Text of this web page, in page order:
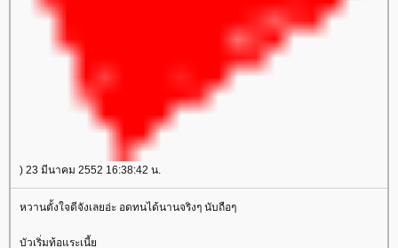
) 23 มีนาคม 2552 16:38:42 น.
หวานตั้งใจดีจังเลยอ่ะ อดทนได้นานจริงๆ นับถือๆ
บัวเริ่มท้อแระเนี้